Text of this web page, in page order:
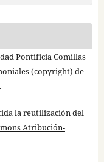
Pontificia Comillas
(copyright) de
la reutilización del
Atribución-